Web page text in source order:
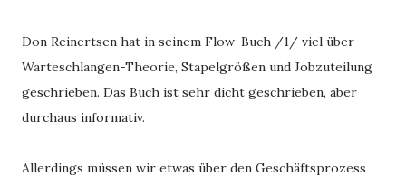
Don Reinertsen hat in seinem Flow-Buch /1/ viel über
Warteschlangen-Theorie, Stapelgrößen und Jobzuteilung
geschrieben. Das Buch ist sehr dicht geschrieben, aber
durchaus informativ.
Allerdings müssen wir etwas über den Geschäftsprozess